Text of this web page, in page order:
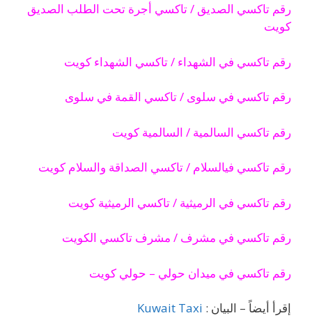
رقم تاكسي الصديق / تاكسي أجرة تحت الطلب الصديق
كويت
رقم تاكسي في الشهداء / تاكسي الشهداء كويت
رقم تاكسي في سلوى / تاكسي القمة في سلوى
رقم تاكسي السالمية / السالمية كويت
رقم تاكسي فيالسلام / تاكسي الصداقة والسلام كويت
رقم تاكسي في الرميثية / تاكسي الرميثية كويت
رقم تاكسي في مشرف / مشرف تاكسي الكويت
رقم تاكسي في ميدان حولي – حولي كويت
إقرأ أيضاً – البيان : Kuwait Taxi